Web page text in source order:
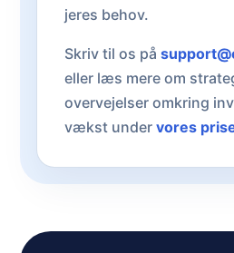
jeres behov.
Skriv til os på
eller læs mere om
overvejelser omkring
vækst under vores